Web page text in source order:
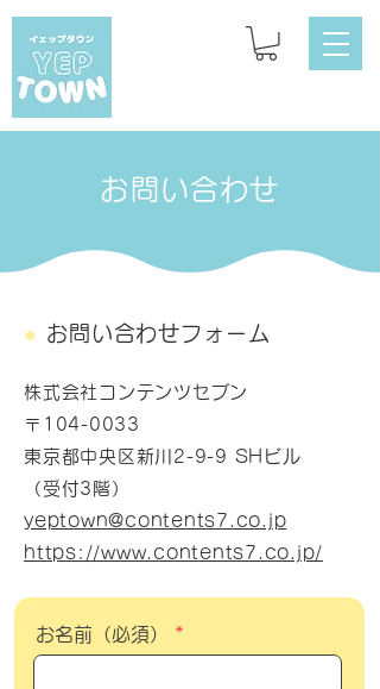
お問い合わせ
● お問い合わせフォーム
株式会社コンテンツセブン
〒104-0033
東京都中央区新川2-9-9 SHビル
（受付3階）
yeptown@contents7.co.jp
https://www.contents7.co.jp/
お名前（必須）